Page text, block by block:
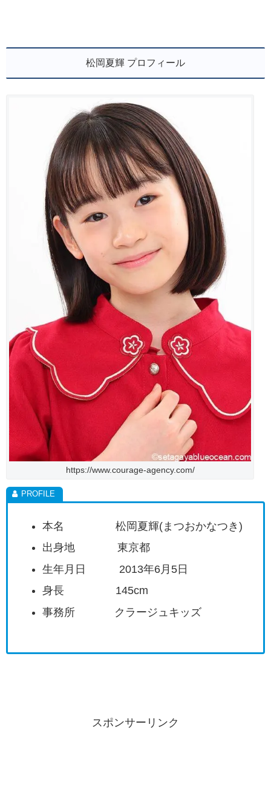
松岡夏輝 プロフィール
https://www.courage-agency.com/
本名 松岡夏輝(まつおかなつき)
出身地 東京都
生年月日 2013年6月5日
身長 145cm
事務所 クラージュキッズ
スポンサーリンク